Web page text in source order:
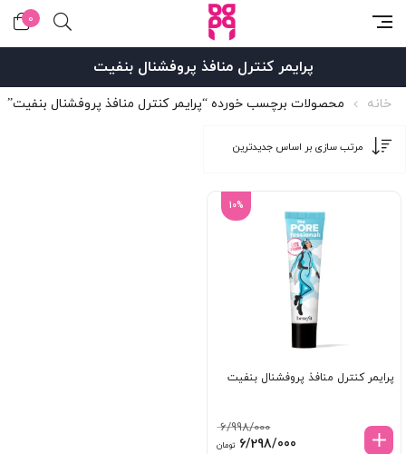
0
پرایمر کنترل منافذ پروفشنال بنفیت
خانه محصولات برچسب خورده “پرایمر کنترل منافذ پروفشنال بنفیت”
10%
پرایمر کنترل منافذ پروفشنال بنفیت
6/998/000
قیمت
6/298/000 تومانقیمت